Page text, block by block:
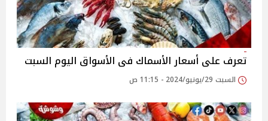
تعرف على أسعار الأسماك فى الأسواق اليوم السبت
السبت 29/يونيو/2024 - 11:15 ص